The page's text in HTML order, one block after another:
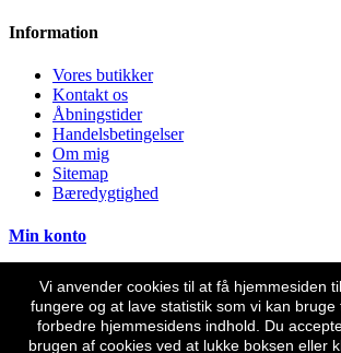
Information
Vores butikker
Kontakt os
Åbningstider
Handelsbetingelser
Om mig
Sitemap
Bæredygtighed
Min konto
Butiksinformation
Karen Klarbæk, Horsensvej 12, Salten,
Ring til os:(+45) 22 588 589
Vi anvender cookies til at få hjemmesiden
fungere og at lave statistik som vi kan bruge
forbedre hjemmesidens indhold. Du
brugen af cookies ved at lukke boksen eller